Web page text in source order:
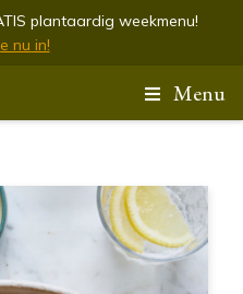
plantaardig weekmenu!
nu in!
Menu